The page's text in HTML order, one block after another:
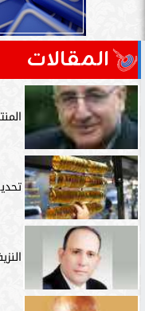
المقالات